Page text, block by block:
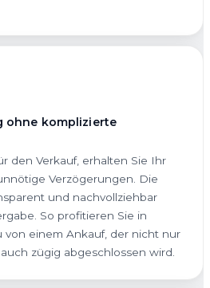
ohne komplizierte
den Verkauf, erhalten Sie Ihr
Verzögerungen. Die
und nachvollziehbar
So profitieren Sie in
von einem Ankauf, der nicht nur
zügig abgeschlossen wird.